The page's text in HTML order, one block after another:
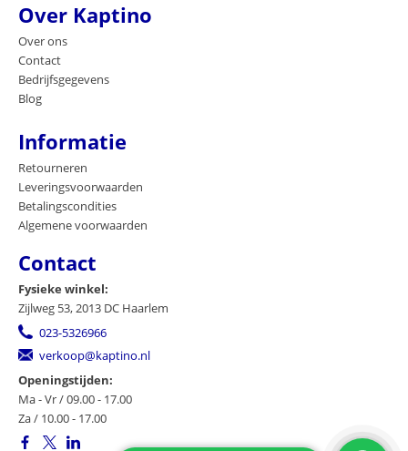
Over Kaptino
Over ons
Contact
Bedrijfsgegevens
Blog
Informatie
Retourneren
Leveringsvoorwaarden
Betalingscondities
Algemene voorwaarden
Contact
Fysieke winkel:
Zijlweg 53, 2013 DC Haarlem
023-5326966
verkoop@kaptino.nl
Openingstijden:
Ma - Vr / 09.00 - 17.00
Za / 10.00 - 17.00